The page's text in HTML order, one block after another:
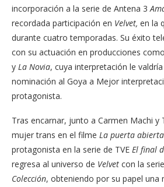
incorporación a la serie de Antena 3
recordada participación en Velvet, en la
durante cuatro temporadas. Su éxito
con su actuación en producciones como
y La Novia, cuya interpretación le
nominación al Goya a Mejor
protagonista.
Tras encarnar, junto a Carmen Machi y
mujer trans en el filme La puerta abierta
protagonista en la serie de TVE El final
regresa al universo de Velvet con la serie
Colección, obteniendo por su papel una